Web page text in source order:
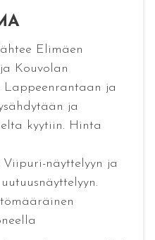
Elimäen
Kouvolan
Lappeenrantaan ja
ja
kyytiin. Hinta
näyttelyyn ja